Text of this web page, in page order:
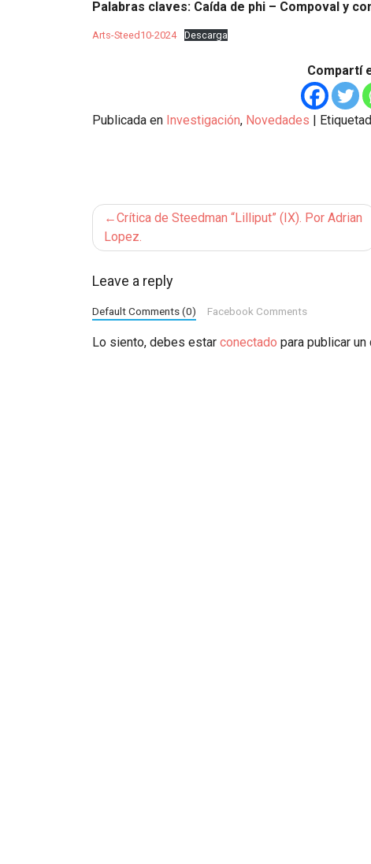
Palabras claves: Caída de phi – Compoval y
Arts-Steed10-2024 Descarga
Compartí
Publicada en Investigación, Novedades |
Navegación
de
entradas
Crítica de Steedman “Lilliput” (IX). Por Adrian
Lopez.
Leave a reply
Default Comments (0) Facebook Comments
Lo siento, debes estar conectado para publicar un